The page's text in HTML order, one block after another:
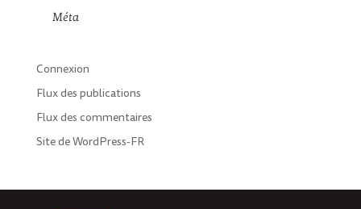
Méta
Connexion
Flux des publications
Flux des commentaires
Site de WordPress-FR